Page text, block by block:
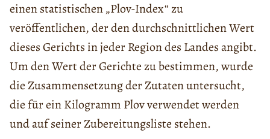
einen statistischen „Plov-Index“ zu
veröffentlichen, der den durchschnittlichen Wert
dieses Gerichts in jeder Region des Landes angibt.
Um den Wert der Gerichte zu bestimmen, wurde
die Zusammensetzung der Zutaten untersucht,
die für ein Kilogramm Plov verwendet werden
und auf seiner Zubereitungsliste stehen.